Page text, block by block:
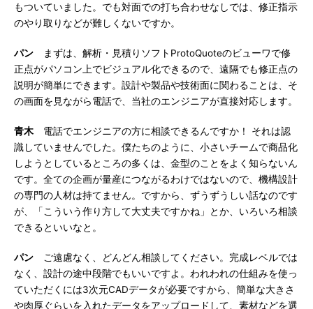
もついていました。でも対面での打ち合わせなしでは、修正指示
のやり取りなどが難しくないですか。
パン まずは、解析・見積りソフトProtoQuoteのビューワで修
正点がパソコン上でビジュアル化できるので、遠隔でも修正点の
説明が簡単にできます。設計や製品や技術面に関わることは、そ
の画面を見ながら電話で、当社のエンジニアが直接対応します。
青木 電話でエンジニアの方に相談できるんですか！ それは認
識していませんでした。僕たちのように、小さいチームで商品化
しようとしているところの多くは、金型のことをよく知らないん
です。全ての企画が量産につながるわけではないので、機構設計
の専門の人材は持てません。ですから、ずうずうしい話なのです
が、「こういう作り方して大丈夫ですかね」とか、いろいろ相談
できるといいなと。
パン ご遠慮なく、どんどん相談してください。完成レベルでは
なく、設計の途中段階でもいいですよ。われわれの仕組みを使っ
ていただくには3次元CADデータが必要ですから、簡単な大きさ
や肉厚ぐらいを入れたデータをアップロードして、素材などを選